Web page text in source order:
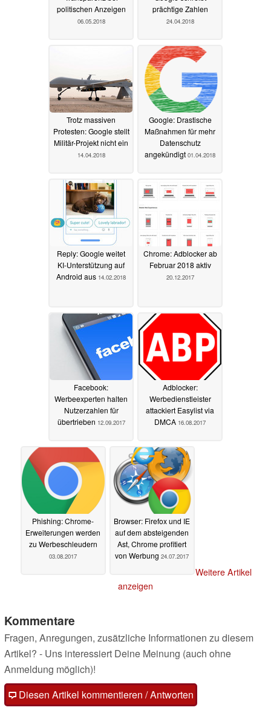
politischen Anzeigen
06.05.2018
prächtige Zahlen
24.04.2018
Trotz massiven
Protesten: Google stellt
Militär-Projekt nicht ein
14.04.2018
Google: Drastische
Maßnahmen für mehr
Datenschutz
angekündigt 01.04.2018
Reply: Google weitet
KI-Unterstützung auf
Android aus 14.02.2018
Chrome: Adblocker ab
Februar 2018 aktiv
20.12.2017
Facebook:
Werbeexperten halten
Nutzerzahlen für
übertrieben 12.09.2017
Adblocker:
Werbedienstleister
attackiert Easylist via
DMCA 16.08.2017
Phishing: Chrome-
Erweiterungen werden
zu Werbeschleudern
03.08.2017
Browser: Firefox und IE
auf dem absteigenden
Ast, Chrome profitiert
von Werbung 24.07.2017
Weitere Artikel
anzeigen
Kommentare
Fragen, Anregungen, zusätzliche Informationen zu diesem
Artikel? - Uns interessiert Deine Meinung (auch ohne
Anmeldung möglich)!
Diesen Artikel kommentieren / Antworten